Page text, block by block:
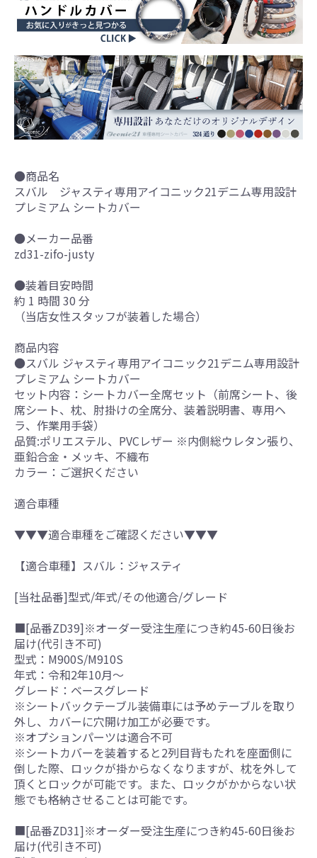
●商品名
スバル ジャスティ専用アイコニック21デニム専用設計
プレミアム シートカバー
●メーカー品番
zd31-zifo-justy
●装着目安時間
約 1 時間 30 分
（当店女性スタッフが装着した場合）
商品内容
●スバル ジャスティ専用アイコニック21デニム専用設計
プレミアム シートカバー
セット内容：シートカバー全席セット（前席シート、後
席シート、枕、肘掛けの全席分、装着説明書、専用ヘ
ラ、作業用手袋）
品質:ポリエステル、PVCレザー ※内側総ウレタン張り、
亜鉛合金・メッキ、不織布
カラー：ご選択ください
適合車種
▼▼▼適合車種をご確認ください▼▼▼
【適合車種】スバル：ジャスティ
[当社品番]型式/年式/その他適合/グレード
■[品番ZD39]※オーダー受注生産につき約45-60日後お
届け(代引き不可)
型式：M900S/M910S
年式：令和2年10月～
グレード：ベースグレード
※シートバックテーブル装備車には予めテーブルを取り
外し、カバーに穴開け加工が必要です。
※オプションパーツは適合不可
※シートカバーを装着すると2列目背もたれを座面側に
倒した際、ロックが掛からなくなりますが、枕を外して
頂くとロックが可能です。また、ロックがかからない状
態でも格納させることは可能です。
■[品番ZD31]※オーダー受注生産につき約45-60日後お
届け(代引き不可)